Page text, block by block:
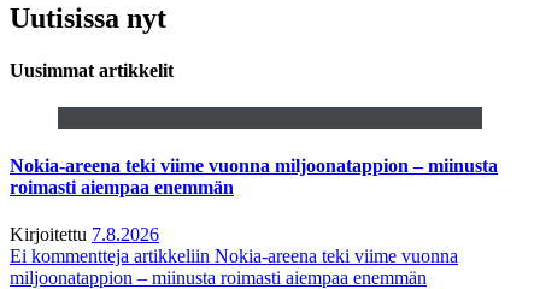
Uutisissa nyt
Uusimmat artikkelit
Nokia-areena teki viime vuonna miljoonatappion – miinusta
roimasti aiempaa enemmän
Kirjoitettu 7.8.2026
Ei kommentteja artikkeliin Nokia-areena teki viime vuonna
miljoonatappion – miinusta roimasti aiempaa enemmän